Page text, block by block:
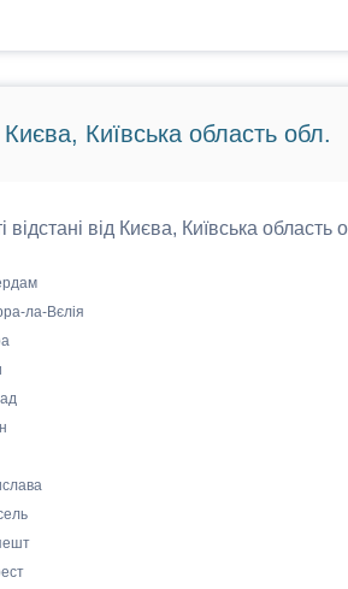
Київська область обл.
відстані від Києва, Київська
ла-Вєлія